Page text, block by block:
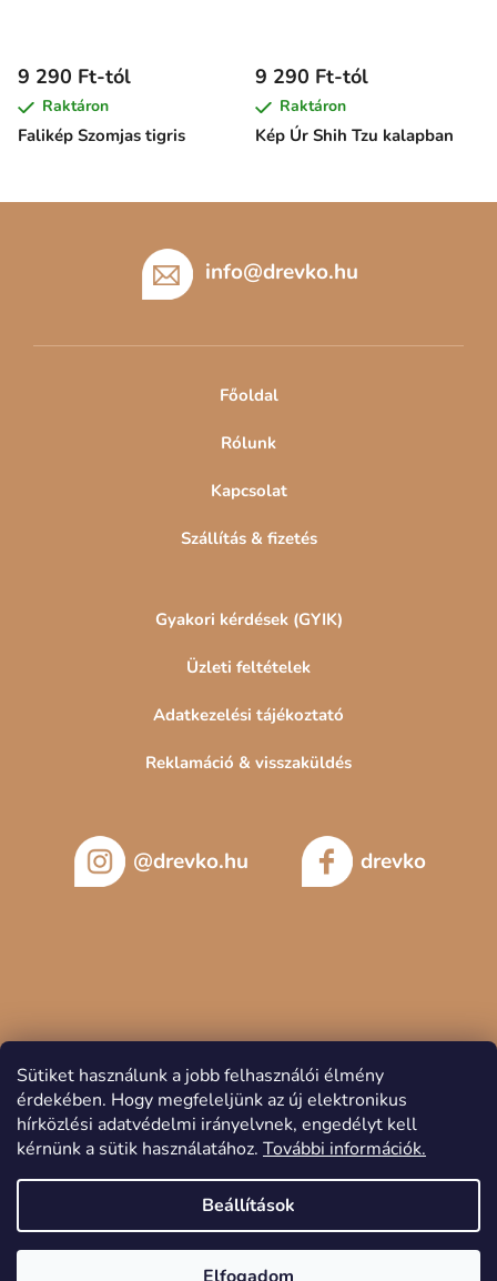
Sütiket használunk a jobb felhasználói élmény
érdekében. Hogy megfeleljünk az új elektronikus
hírközlési adatvédelmi irányelvnek, engedélyt kell
kérnünk a sütik használatához. További információk.
Beállítások
Falikép Szomjas tigris
9 290 Ft-tól
Raktáron
Kép Úr Shih Tzu kalapban
9 290 Ft-tól
Raktáron
info@drevko.hu
Főoldal
Rólunk
Kapcsolat
Szállítás & fizetés
Gyakori kérdések (GYIK)
Üzleti feltételek
Adatkezelési tájékoztató
Reklamáció & visszaküldés
@drevko.hu drevko